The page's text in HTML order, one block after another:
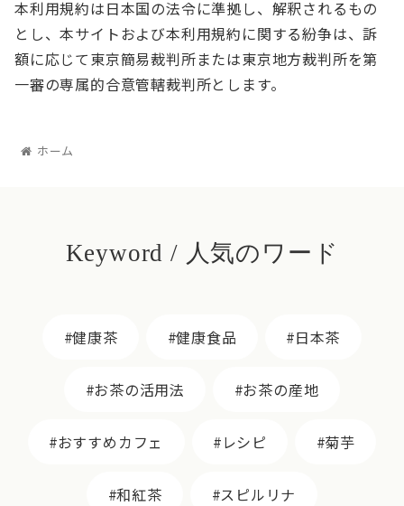
本利用規約は日本国の法令に準拠し、解釈されるもの
とし、本サイトおよび本利用規約に関する紛争は、訴
額に応じて東京簡易裁判所または東京地方裁判所を第
一審の専属的合意管轄裁判所とします。
ホーム
Keyword / 人気のワード
健康茶 健康食品 日本茶
お茶の活用法 お茶の産地
おすすめカフェ レシピ 菊芋
和紅茶 スピルリナ